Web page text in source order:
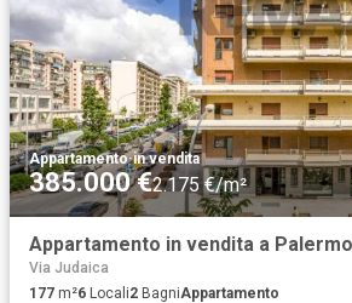
Appartamento·in vendita
385.000 €2.175 €/m²
Appartamento in vendita a
Via Judaica
177 m²6 Locali2 BagniAppartamento